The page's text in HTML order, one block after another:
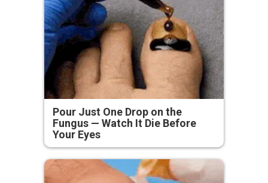
Pour Just One Drop on the
Fungus — Watch It Die Before
Your Eyes